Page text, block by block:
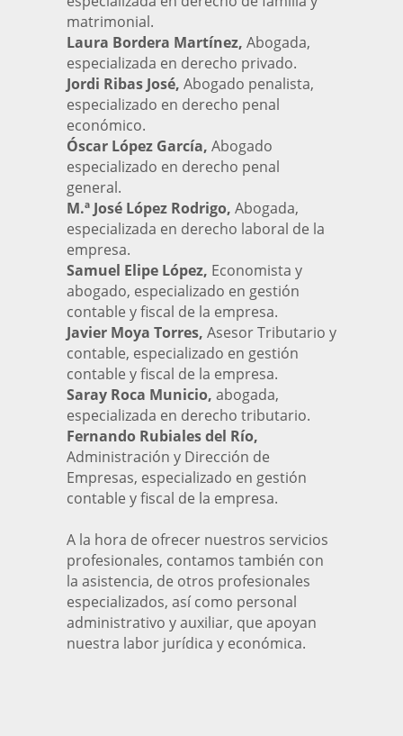
matrimonial.
Laura Bordera Martínez, Abogada,
especializada en derecho privado.
Jordi Ribas José, Abogado penalista,
especializado en derecho penal
económico.
Óscar López García, Abogado
especializado en derecho penal
general.
M.ª José López Rodrigo, Abogada,
especializada en derecho laboral de la
empresa.
Samuel Elipe López, Economista y
abogado, especializado en gestión
contable y fiscal de la empresa.
Javier Moya Torres, Asesor Tributario y
contable, especializado en gestión
contable y fiscal de la empresa.
Saray Roca Municio, abogada,
especializada en derecho tributario.
Fernando Rubiales del Río,
Administración y Dirección de
Empresas, especializado en gestión
contable y fiscal de la empresa.
A la hora de ofrecer nuestros servicios
profesionales, contamos también con
la asistencia, de otros profesionales
especializados, así como personal
administrativo y auxiliar, que apoyan
nuestra labor jurídica y económica.